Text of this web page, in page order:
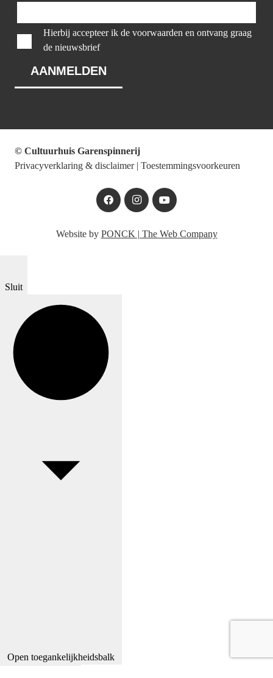
Hierbij accepteer ik de voorwaarden en ontvang graag
de nieuwsbrief
© Cultuurhuis Garenspinnerij
Privacyverklaring & disclaimer| Toestemmingsvoorkeuren
Website by PONCK | The Web Company
Sluit
Open toegankelijkheidsbalk